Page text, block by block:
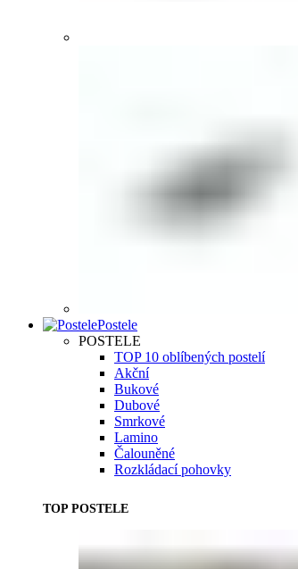
Postele
POSTELE
TOP 10 oblíbených postelí
Akční
Bukové
Dubové
Smrkové
Lamino
Čalouněné
Rozkládací pohovky
TOP POSTELE